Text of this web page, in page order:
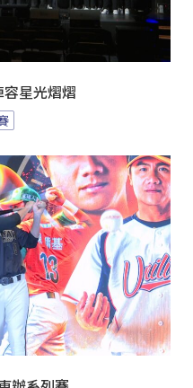
星光熠熠